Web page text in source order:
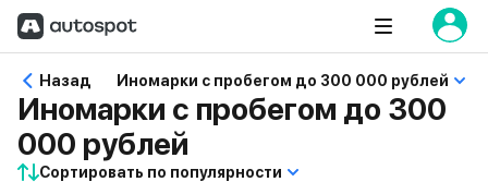
Назад Иномарки с пробегом до 300 000 рублей
Иномарки с пробегом до 300
000 рублей
Сортировать по популярности